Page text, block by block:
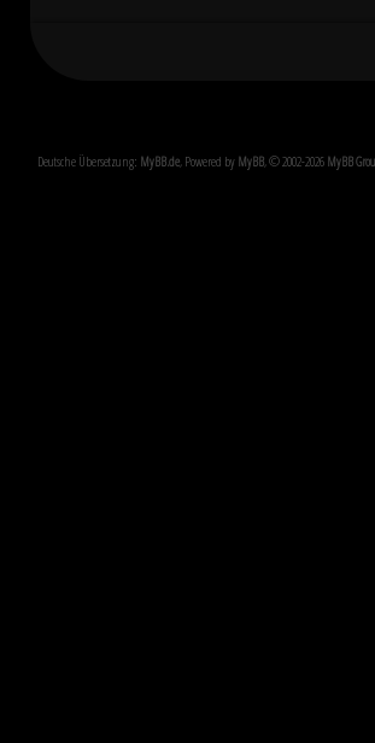
Deutsche Übersetzung: MyBB.de, Powered by MyBB, © 2002-2026 MyBB